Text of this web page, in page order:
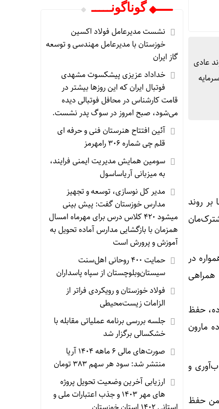
عادی
روند
در
همراهی
حفظ
مارون
و
حفظ
گوناگونـــــ
نشست مدیرعامل فولاد اکسین
خوزستان با مدیرعامل مهندسی و توسعه
گاز ایران
خداداد عزیزی پیشکسوت مشهدی
فوتبال ایران که این روزها بیشتر در
قامت کارشناس در محافل فوتبالی دیده
می‌شود، صبح امروز در سوگ پدر نشست.
آئین افتتاح هنرستان فنی و حرفه ای
قلم چی شماره ۳۰۶ رامهرمز
سومین همایش مدیریت ایمنی فرایند،
به میزبانی آریاساسول
مدیر کل نوسازی، توسعه و تجهیز
مدارس خوزستان گفت: پیش بینی
میشود ۴۲۰ کلاس درس برای مهرماه امسال
همزمان با بازگشایی مدارس آماده تحویل به
آموزش و پرورش است
حمایت ۴۰۰ روحانی اهل‌سنت
سیستان‌وبلوچستان از سپاه پاسداران
فولاد خوزستان و رویکردی فراتر از
الزامات زیست‌محیطی
جلسه بررسی برنامه عملیاتی مقابله با
خشکسالی برگزار شد
صورت‌های مالی ۶ ماهه ۱۴۰۴ آریا
منتشر شد: سود هر سهم ۳۸۳ تومان
ارزیابی آخرین وضعیت تحویل پروژه
های مهر ۱۴۰۳ و جذب اعتبارات ملی و